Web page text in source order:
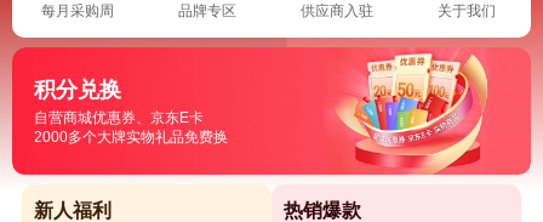
每月采购周 品牌专区 供应商入驻 关于我们
积分兑换
自营商城优惠券、京东E卡
2000多个大牌实物礼品免费换
新人福利 热销爆款